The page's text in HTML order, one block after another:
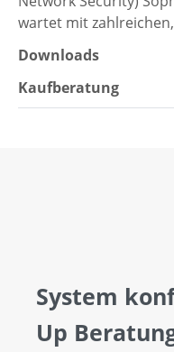
wartet mit
Downloads
Kaufberatung
System
Up